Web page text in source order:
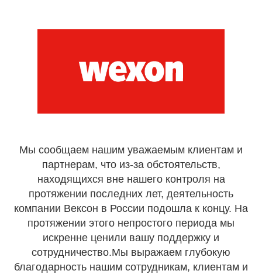
Мы сообщаем нашим уважаемым клиентам и
партнерам, что из-за обстоятельств,
находящихся вне нашего контроля на
протяжении последних лет, деятельность
компании Вексон в России подошла к концу. На
протяжении этого непростого периода мы
искренне ценили вашу поддержку и
сотрудничество.Мы выражаем глубокую
благодарность нашим сотрудникам, клиентам и